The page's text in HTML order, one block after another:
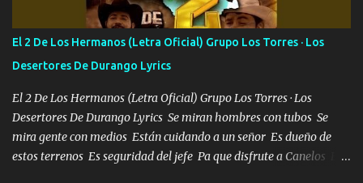
cuenta chequeen gráficas del kitch
El 2 De Los Hermanos (Letra Oficial) Grupo Los Torres · Los
Desertores De Durango Lyrics
El 2 De Los Hermanos (Letra Oficial) Grupo Los Torres · Los
Desertores De Durango Lyrics Se miran hombres con tubos Se
mira gente con medios Están cuidando a un señor Es dueño de
estos terrenos Es seguridad del jefe Pa que disfrute a Canelos Es